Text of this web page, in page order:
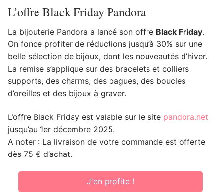
L’offre Black Friday Pandora
La bijouterie Pandora a lancé son offre Black Friday.
On fonce profiter de réductions jusqu’à 30% sur une
belle sélection de bijoux, dont les nouveautés d’hiver.
La remise s’applique sur des bracelets et colliers
supports, des charms, des bagues, des boucles
d’oreilles et des bijoux à graver.
L’offre Black Friday est valable sur le site pandora.net
jusqu’au 1er décembre 2025.
A noter : La livraison de votre commande est offerte
dès 75 € d’achat.
J'en profite !